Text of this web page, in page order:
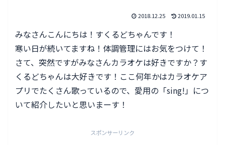
2018.12.25 2019.01.15
みなさんこんにちは！すくるどちゃんです！
寒い日が続いてますね！体調管理にはお気をつけて！
さて、突然ですがみなさんカラオケは好きですか？す
くるどちゃんは大好きです！ここ何年かはカラオケア
プリでたくさん歌っているので、愛用の「sing!」につ
いて紹介したいと思いまーす！
スポンサーリンク